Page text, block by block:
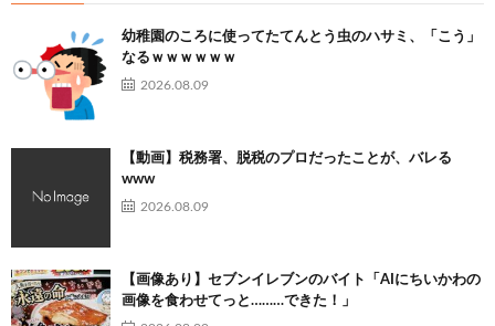
幼稚園のころに使ってたてんとう虫のハサミ、「こう」
なるｗｗｗｗｗｗ
2026.08.09
【動画】税務署、脱税のプロだったことが、バレる
www
2026.08.09
【画像あり】セブンイレブンのバイト「AIにちいかわの
画像を食わせてっと………できた！」